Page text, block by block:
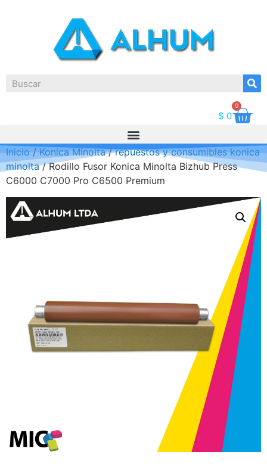
$ 0
0
Inicio/Konica Minolta/repuestos y consumibles konica
minolta/ Rodillo Fusor Konica Minolta Bizhub Press
C6000 C7000 Pro C6500 Premium